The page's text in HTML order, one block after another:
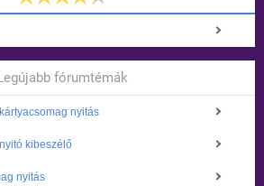
fórumtémák
nyitás
kibeszélő
nyitás